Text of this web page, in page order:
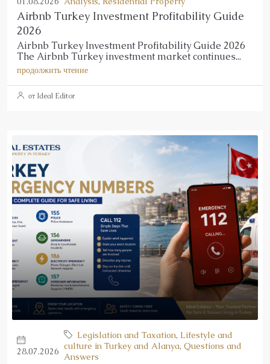
Airbnb Turkey Investment Profitability Guide
2026
Airbnb Turkey Investment Profitability Guide 2026
The Airbnb Turkey investment market continues...
продолжить чтение
от Ideal Editor
28.07.2026
Legislation and Taxation, Lifestyle and
culture in Turkey and Alanya, Questions and
Answers